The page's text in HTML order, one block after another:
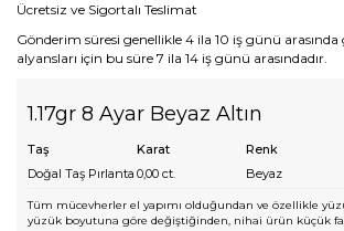
Ücretsiz ve Sigortalı Teslimat
Gönderim süresi genellikle 4 ila 10 iş günü
alyansları için bu süre 7 ila 14 iş günü arasındadır.
1.17gr 8 Ayar Beyaz Altın
Taş Karat Renk
Doğal Taş Pırlanta 0,00 ct. Beyaz
Tüm mücevherler el yapımı olduğundan ve özellikle
yüzük boyutuna göre değiştiğinden, nihai ürün küçük